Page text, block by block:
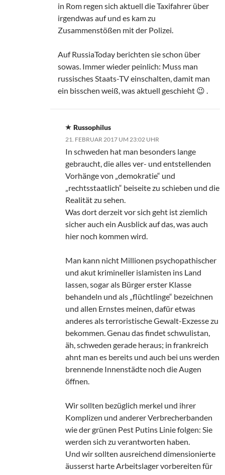
in Rom regen sich aktuell die Taxifahrer über
irgendwas auf und es kam zu
Zusammenstößen mit der Polizei.
Auf RussiaToday berichten sie schon über
sowas. Immer wieder peinlich: Muss man
russisches Staats-TV einschalten, damit man
ein bisschen weiß, was aktuell geschieht 😉 .
Russophilus
21. FEBRUAR 2017 UM 23:02 UHR
In schweden hat man besonders lange
gebraucht, die alles ver- und entstellenden
Vorhänge von „demokratie“ und
„rechtsstaatlich“ beiseite zu schieben und die
Realität zu sehen.
Was dort derzeit vor sich geht ist ziemlich
sicher auch ein Ausblick auf das, was auch
hier noch kommen wird.
Man kann nicht Millionen psychopathischer
und akut krimineller islamisten ins Land
lassen, sogar als Bürger erster Klasse
behandeln und als „flüchtlinge“ bezeichnen
und allen Ernstes meinen, dafür etwas
anderes als terroristische Gewalt-Exzesse zu
bekommen. Genau das findet schwulistan,
äh, schweden gerade heraus; in frankreich
ahnt man es bereits und auch bei uns werden
brennende Innenstädte noch die Augen
öffnen.
Wir sollten bezüglich merkel und ihrer
Komplizen und anderer Verbrecherbanden
wie der grünen Pest Putins Linie folgen: Sie
werden sich zu verantworten haben.
Und wir sollten ausreichend dimensionierte
äusserst harte Arbeitslager vorbereiten für